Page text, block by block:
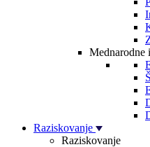
Mednarodne
Raziskovanje
Raziskovanje